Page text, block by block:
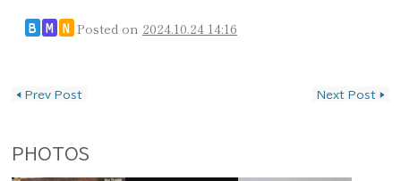
B M N Posted on 2024.10.24 14:16
◀ Prev Post Next Post ▶
PHOTOS